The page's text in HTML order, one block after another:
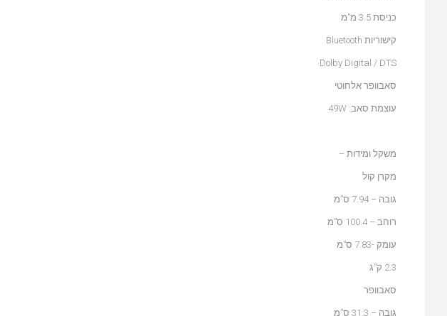
כניסת 3.5 מ”מ
קישוריות Bluetooth
Dolby Digital / DTS
סאבוופר אלחוטי
עוצמת סאב: 49W
משקל ומידות –
מקרן קול
גובה – 7.94 ס”מ
רוחב – 100.4 ס”מ
עומק -7.83 ס”מ
2.3 ק”ג
סאבוופר
גובה – 31.3 ס”מ